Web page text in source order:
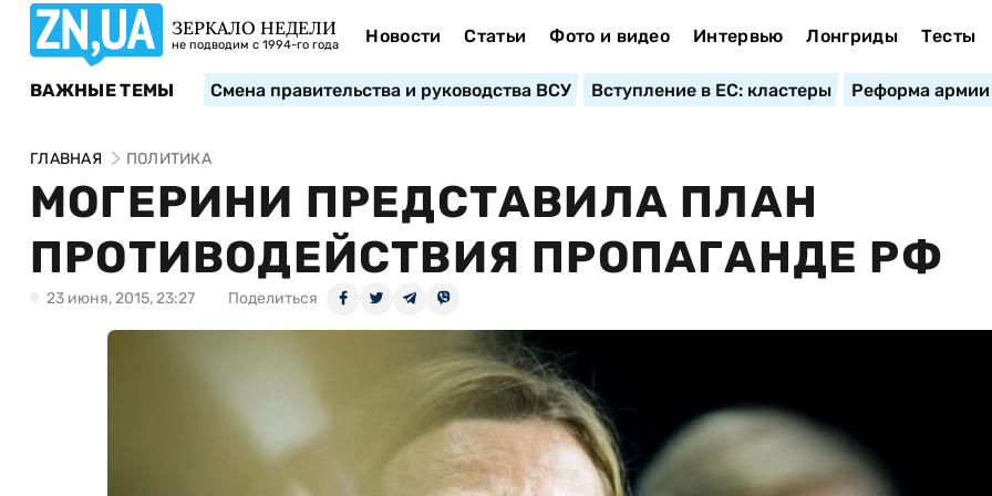
ЗЕРКАЛО НЕДЕЛИ
не подводим с 1994-го года Новости Статьи Фото и видео Интервью Лонгриды Тесты
ВАЖНЫЕ ТЕМЫ Смена правительства и руководства ВСУ Вступление в ЕС: кластеры Реформа армии
ГЛАВНАЯ ПОЛИТИКА
МОГЕРИНИ ПРЕДСТАВИЛА ПЛАН
ПРОТИВОДЕЙСТВИЯ ПРОПАГАНДЕ РФ
23 июня, 2015, 23:27 Поделиться